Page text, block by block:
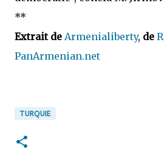
**
Extrait de Armenialiberty, de
PanArmenian.net
TURQUIE